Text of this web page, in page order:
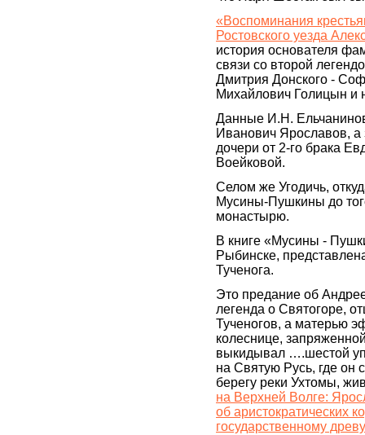
«Воспоминания
Ростовского уезда
история основателя
связи со второй
Дмитрия Донского -
Михайлович Голицын и
Данные И.Н.
Иванович Ярославов, а
дочери от 2-го брака
Воейковой.
Селом же Угодичь,
Мусины-Пушкины до
монастырю.
В книге «Мусины -
Рыбинске,
Тученога.
Это предание об
легенда о Святогоре,
Тученогов, а матерью
колеснице,
выкидывал ….шестой
на Святую Русь, где он
берегу реки Ухтомы,
на Верхней Волге:
об аристократических
государственному